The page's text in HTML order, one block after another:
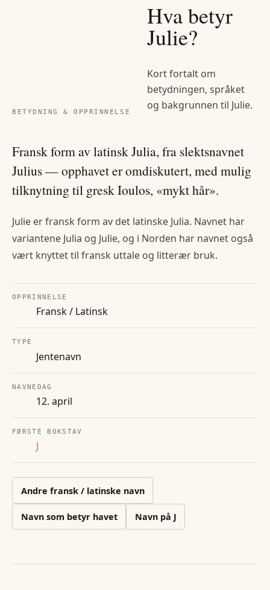
BETYDNING & OPPRINNELSE
Hva betyr
Julie?
Kort fortalt om
betydningen, språket
og bakgrunnen til Julie.
Fransk form av latinsk Julia, fra slektsnavnet
Julius — opphavet er omdiskutert, med mulig
tilknytning til gresk Ioulos, «mykt hår».
Julie er fransk form av det latinske Julia. Navnet har
variantene Julia og Julie, og i Norden har navnet også
vært knyttet til fransk uttale og litterær bruk.
OPPRINNELSE
Fransk / Latinsk
TYPE
Jentenavn
NAVNEDAG
12. april
FØRSTE BOKSTAV
J
Andre fransk / latinske navn
Navn som betyr havet Navn på J